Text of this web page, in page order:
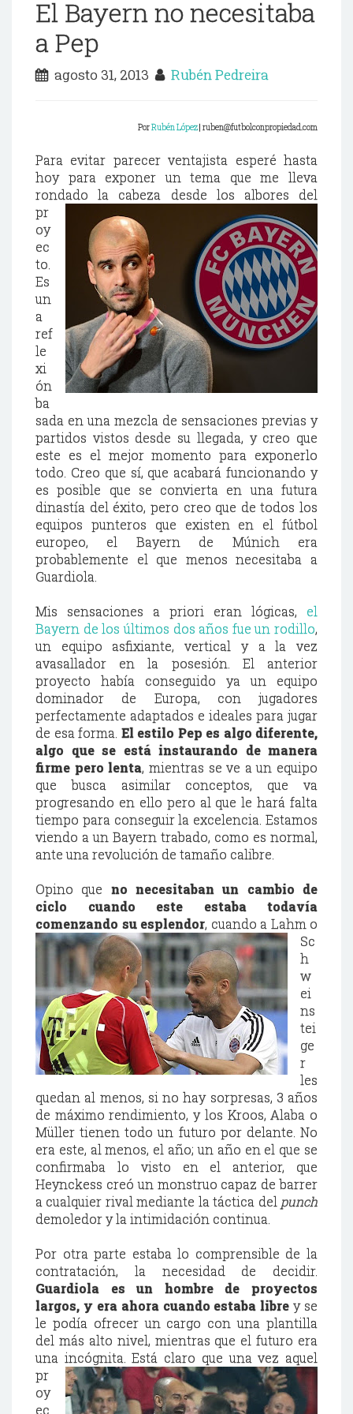
El Bayern no necesitaba
a Pep
agosto 31, 2013 Rubén Pedreira
PorRubén López | ruben@futbolconpropiedad.com
Para evitar parecer ventajista esperé hasta
hoy para exponer un tema que me lleva
rondado la cabeza desde los albores del
pr
oy
ec
to.
Es
un
a
ref
le
xi
ón
ba
sada en una mezcla de sensaciones previas y
partidos vistos desde su llegada, y creo que
este es el mejor momento para exponerlo
todo. Creo que sí, que acabará funcionando y
es posible que se convierta en una futura
dinastía del éxito, pero creo que de todos los
equipos punteros que existen en el fútbol
europeo, el Bayern de Múnich era
probablemente el que menos necesitaba a
Guardiola.
Mis sensaciones a priori eran lógicas, el
Bayern de los últimos dos años fue un rodillo,
un equipo asfixiante, vertical y a la vez
avasallador en la posesión. El anterior
proyecto había conseguido ya un equipo
dominador de Europa, con jugadores
perfectamente adaptados e ideales para jugar
de esa forma. El estilo Pep es algo diferente,
algo que se está instaurando de manera
firme pero lenta, mientras se ve a un equipo
que busca asimilar conceptos, que va
progresando en ello pero al que le hará falta
tiempo para conseguir la excelencia. Estamos
viendo a un Bayern trabado, como es normal,
ante una revolución de tamaño calibre.
Opino que no necesitaban un cambio de
ciclo cuando este estaba todavía
comenzando suesplendor, cuando a Lahm o
Sc
h
w
ei
ns
tei
ge
r
les
quedan al menos, si no hay sorpresas, 3 años
de máximo rendimiento, y los Kroos, Alaba o
Müller tienen todo un futuro por delante. No
era este, al menos, el año; un año en el que se
confirmaba lo visto en el anterior, que
Heynckess creó un monstruo capaz de barrer
a cualquier rival mediante la táctica del punch
demoledor y la intimidación continua.
Por otra parte estaba lo comprensible de la
contratación, la necesidad de decidir.
Guardiola es un hombre de proyectos
largos, y era ahora cuando estaba librey se
le podía ofrecer un cargo con una plantilla
del más alto nivel, mientras que el futuro era
una incógnita. Está claro que una vez aquel
pr
oy
ec